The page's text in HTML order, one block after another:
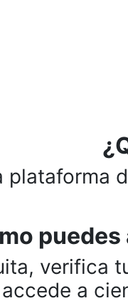
plataforma
verifica
a